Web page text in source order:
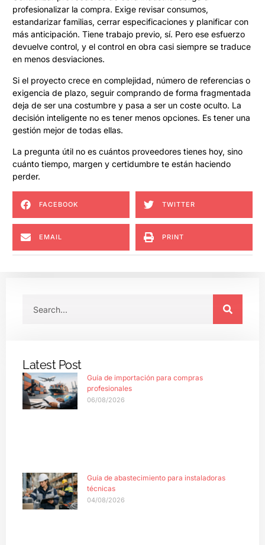
profesionalizar la compra. Exige revisar consumos,
estandarizar familias, cerrar especificaciones y planificar con
más anticipación. Tiene trabajo previo, sí. Pero ese esfuerzo
devuelve control, y el control en obra casi siempre se traduce
en menos desviaciones.
Si el proyecto crece en complejidad, número de referencias o
exigencia de plazo, seguir comprando de forma fragmentada
deja de ser una costumbre y pasa a ser un coste oculto. La
decisión inteligente no es tener menos opciones. Es tener una
gestión mejor de todas ellas.
La pregunta útil no es cuántos proveedores tienes hoy, sino
cuánto tiempo, margen y certidumbre te están haciendo
perder.
FACEBOOK TWITTER
EMAIL PRINT
Latest Post
Guía de importación para compras
profesionales
06/08/2026
Guía de abastecimiento para instaladoras
técnicas
04/08/2026